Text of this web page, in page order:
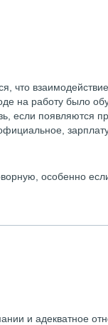
что
на работу было
если появляются
особенно
и адекватное